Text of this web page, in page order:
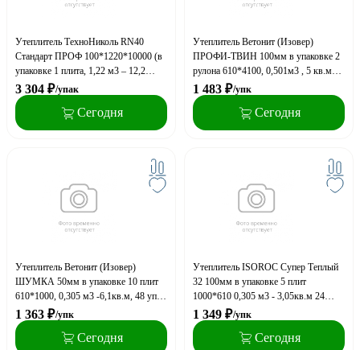
Утеплитель ТехноНиколь RN40
Стандарт ПРОФ 100*1220*10000 (в
упаковке 1 плита, 1,22 м3 – 12,2
кв.м), 24 рулона на поддоне
3 304 ₽/упак
Сегодня
Утеплитель Ветонит (Изовер)
ПРОФИ-ТВИН 100мм в упаковке 2
рулона 610*4100, 0,501м3 , 5 кв.м
(0.11 М3 - транспортный объём ) 42
упак. на паллете (A)
1 483 ₽/упк
Сегодня
Утеплитель Ветонит (Изовер)
ШУМКА 50мм в упаковке 10 плит
610*1000, 0,305 м3 -6,1кв.м, 48 уп.
на поддоне (А)
1 363 ₽/упк
Сегодня
Утеплитель ISOROC Супер Теплый
32 100мм в упаковке 5 плит
1000*610 0,305 м3 - 3,05кв.м 24
упак на паллете (A)
1 349 ₽/упк
Сегодня